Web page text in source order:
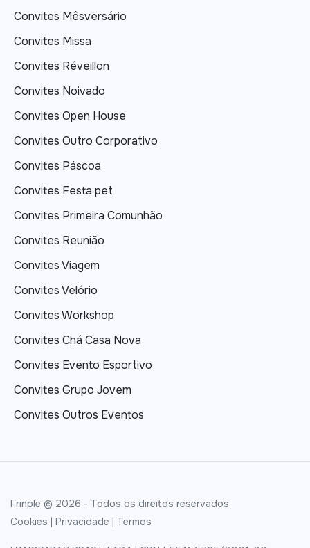
Convites Mêsversário
Convites Missa
Convites Réveillon
Convites Noivado
Convites Open House
Convites Outro Corporativo
Convites Páscoa
Convites Festa pet
Convites Primeira Comunhão
Convites Reunião
Convites Viagem
Convites Velório
Convites Workshop
Convites Chá Casa Nova
Convites Evento Esportivo
Convites Grupo Jovem
Convites Outros Eventos
Frinple © 2026 - Todos os direitos reservados
Cookies | Privacidade | Termos